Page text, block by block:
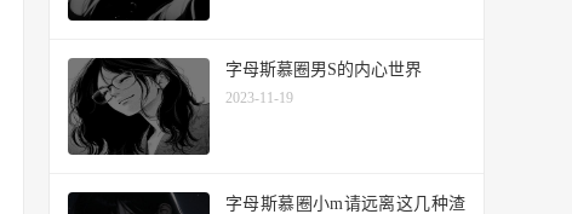
字母斯慕圈男S的内心世界
2023-11-19
字母斯慕圈小m请远离这几种渣